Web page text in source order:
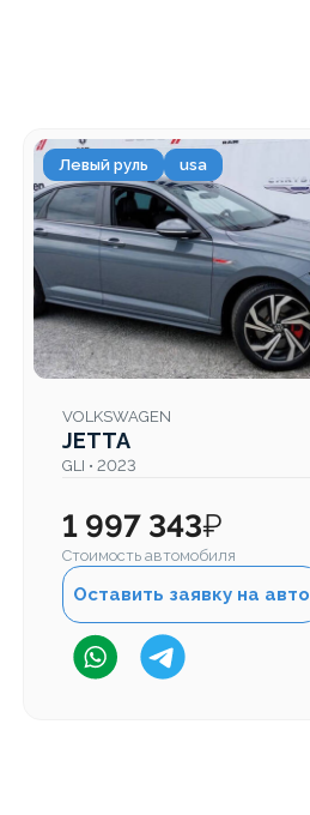
Левый руль usa
VOLKSWAGEN
JETTA
GLI • 2023
1 997 343₽
Стоимость автомобиля
Оставить заявку на авто